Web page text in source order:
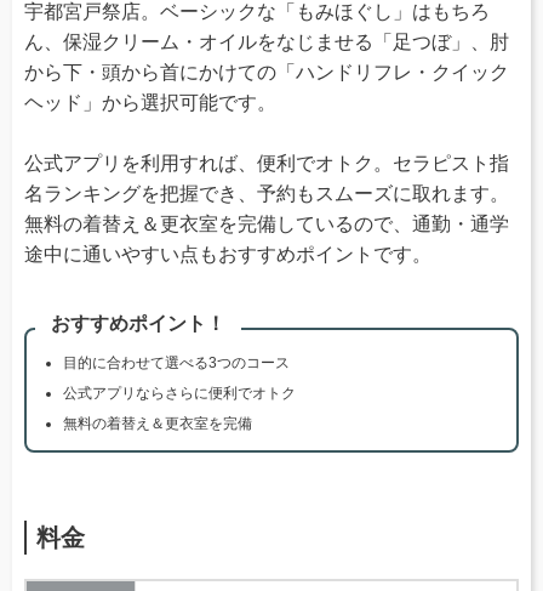
宇都宮戸祭店。ベーシックな「もみほぐし」はもちろ
ん、保湿クリーム・オイルをなじませる「足つぼ」、肘
から下・頭から首にかけての「ハンドリフレ・クイック
ヘッド」から選択可能です。
公式アプリを利用すれば、便利でオトク。セラピスト指
名ランキングを把握でき、予約もスムーズに取れます。
無料の着替え＆更衣室を完備しているので、通勤・通学
途中に通いやすい点もおすすめポイントです。
おすすめポイント！
目的に合わせて選べる3つのコース
公式アプリならさらに便利でオトク
無料の着替え＆更衣室を完備
料金